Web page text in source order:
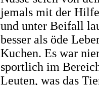
jemals mit der
und unter Beifall
besser als öde
Kuchen. Es war
sportlich im
Leuten, was das